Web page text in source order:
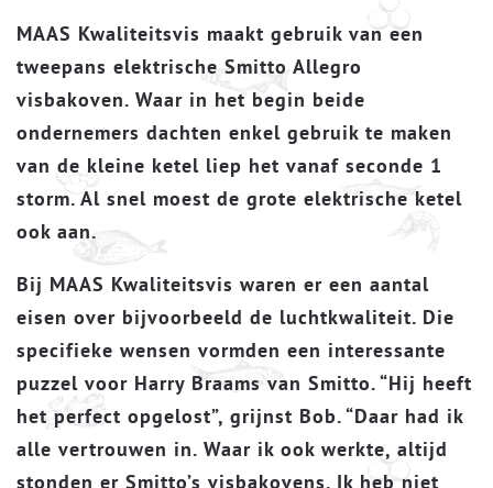
MAAS Kwaliteitsvis maakt gebruik van een
tweepans elektrische Smitto Allegro
visbakoven. Waar in het begin beide
ondernemers dachten enkel gebruik te maken
van de kleine ketel liep het vanaf seconde 1
storm. Al snel moest de grote elektrische ketel
ook aan.
Bij MAAS Kwaliteitsvis waren er een aantal
eisen over bijvoorbeeld de luchtkwaliteit. Die
specifieke wensen vormden een interessante
puzzel voor Harry Braams van Smitto. “Hij heeft
het perfect opgelost”, grijnst Bob. “Daar had ik
alle vertrouwen in. Waar ik ook werkte, altijd
stonden er Smitto’s visbakovens. Ik heb niet